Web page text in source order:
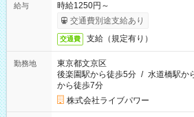
給与
時給1250円～
交通費別途支給あり
交通費 支給（規定有り）
勤務地
東京都文京区
後楽園駅から徒歩5分 / 水道橋駅か
から徒歩7分
株式会社ライブパワー